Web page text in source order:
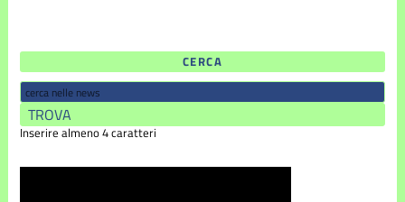
CERCA
Inserire almeno 4 caratteri